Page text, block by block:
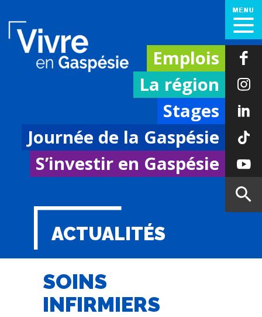
Emplois
La région
Stages
Journée de la Gaspésie
S’investir en Gaspésie
ACTUALITÉS
SOINS
INFIRMIERS